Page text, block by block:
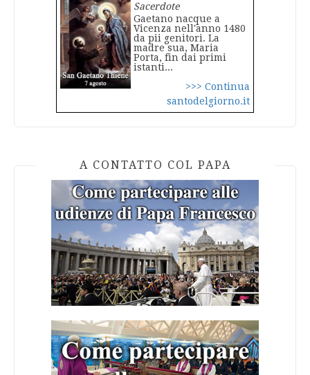
Sacerdote
Gaetano nacque a
Vicenza nell'anno 1480
da pii genitori. La
madre sua, Maria
Porta, fin dai primi
istanti...
>>> Continua
santodelgiorno.it
A CONTATTO COL PAPA